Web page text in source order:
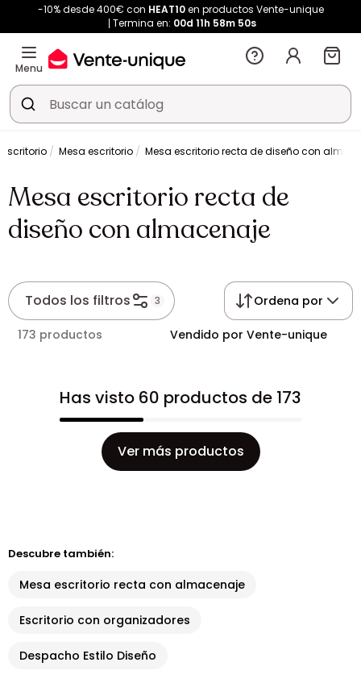
-10% desde 400€ con HEAT10en productos Vente-unique
Termina en: 00d 11h 58m 50s
Menu
Mesa escritorio Mesa escritorio recta de diseño con
Mesa escritorio recta de
diseño con almacenaje
Todos los filtros 3 Ordena por
173 productos Vendido por Vente-unique
Has visto 60 productos de 173
Ver más productos
Descubre también:
Mesa escritorio recta con almacenaje
Escritorio con organizadores
Despacho Estilo Diseño